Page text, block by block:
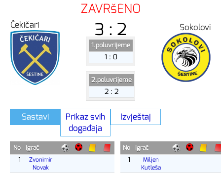
Čekičari
ZAVRšENO
3 : 2
1.poluvrijeme
1 : 0
2.poluvrijeme
2 : 2
Sokolovi
Sastavi
Prikaz svih
događaja
Izvještaj
No Igrač
1
Zvonimir
Novak
No Igrač
1
Miljen
Kutleša